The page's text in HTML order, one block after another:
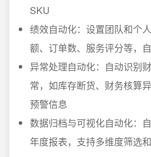
SKU
绩效自动化：设置团队和个
额、订单数、服务评分等，
异常处理自动化：自动识别
常，如库存断货、财务核算
预警信息
数据归档与可视化自动化：
年度报表，支持多维度筛选